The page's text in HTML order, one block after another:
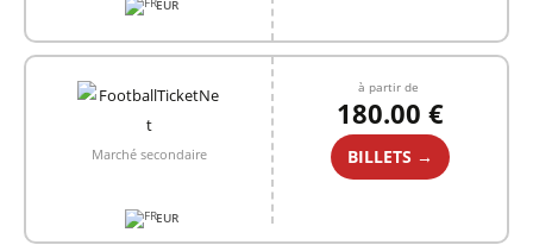
EUR
Marché secondaire
EUR
à partir de
180.00 €
BILLETS →